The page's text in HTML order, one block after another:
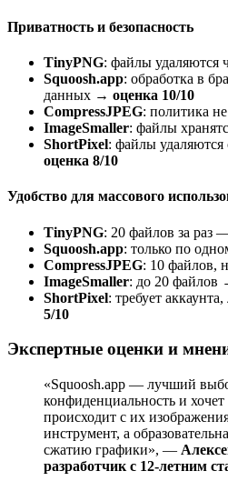
Приватность и безопасность
TinyPNG: файлы удаляются
Squoosh.app: обработка в
данных → оценка 10/10
CompressJPEG: политика
ImageSmaller: файлы
ShortPixel: файлы удаляются
оценка 8/10
Удобство для массового
TinyPNG: 20 файлов за раз
Squoosh.app: только по
CompressJPEG: 10 файлов,
ImageSmaller: до 20 файлов
ShortPixel: требует
5/10
Экспертные оценки и
«Squoosh.app — лучший
конфиденциальность и
происходит с их
инструмент, а
сжатию графики», —
разработчик с 12-летним